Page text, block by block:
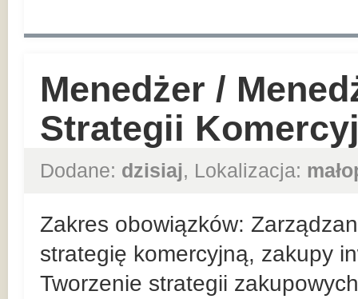
Menedżer /
Strategii
Dodane: dzisiaj, Lokalizacja:
Zakres obowiązków:
strategię komercyjną, zakupy
Tworzenie strategii